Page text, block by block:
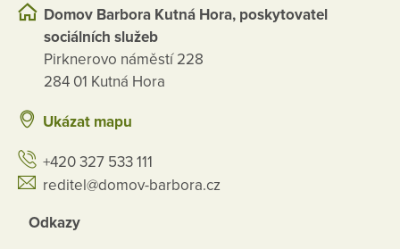
Domov Barbora Kutná Hora, poskytovatel
sociálních služeb
Pirknerovo náměstí 228
284 01 Kutná Hora
Ukázat mapu
+420 327 533 111
reditel@domov-barbora.cz
Odkazy